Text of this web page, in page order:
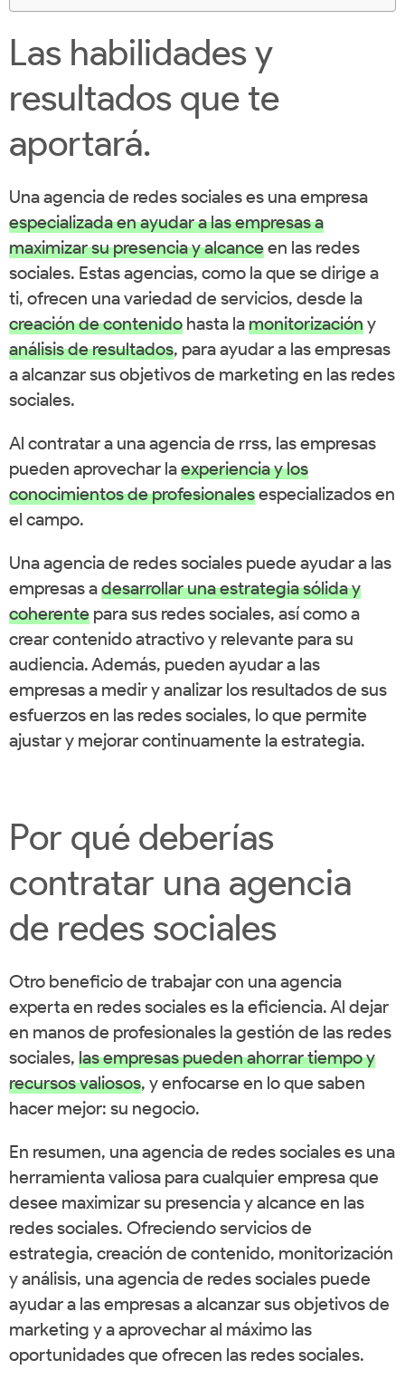
Las habilidades y
resultados que te
aportará.
Una agencia de redes sociales es una empresa
especializada en ayudar a las empresas a
maximizar su presencia y alcanceen las redes
sociales. Estas agencias, como la que se dirige a
ti, ofrecen una variedad de servicios, desde la
creación de contenido hasta lamonitorizacióny
análisis de resultados, para ayudar a las empresas
a alcanzar sus objetivos de marketing en las redes
sociales.
Al contratar a una agencia de rrss, las empresas
pueden aprovechar laexperiencia y los
conocimientos de profesionalesespecializados en
el campo.
Una agencia de redes sociales puede ayudar a las
empresas adesarrollar una estrategia sólida y
coherente para sus redes sociales, así como a
crear contenido atractivo y relevante para su
audiencia. Además, pueden ayudar a las
empresas a medir y analizar los resultados de sus
esfuerzos en las redes sociales, lo que permite
ajustar y mejorar continuamente la estrategia.
Por qué deberías
contratar una agencia
de redes sociales
Otro beneficio de trabajar con una agencia
experta en redes sociales es la eficiencia. Al dejar
en manos de profesionales la gestión de las redes
sociales, las empresas pueden ahorrar tiempo y
recursos valiosos, y enfocarse en lo que saben
hacer mejor: su negocio.
En resumen, una agencia de redes sociales es una
herramienta valiosa para cualquier empresa que
desee maximizar su presencia y alcance en las
redes sociales. Ofreciendo servicios de
estrategia, creación de contenido, monitorización
y análisis, una agencia de redes sociales puede
ayudar a las empresas a alcanzar sus objetivos de
marketing y a aprovechar al máximo las
oportunidades que ofrecen las redes sociales.